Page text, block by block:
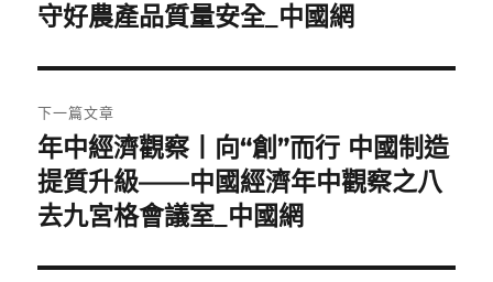
導
覽
一
文
章:
守好農產品質量安全_中國網
下一篇文章
下
一
篇
章:
年中經濟觀察丨向“創”而行 中國制造
提質升級——中國經濟年中觀察之八
去九宮格會議室_中國網